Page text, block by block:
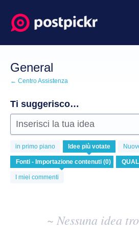
Salta
al
contenuto
General
← Centro Assistenza
Ti suggerisco…
Inserisci la tua idea
in primo piano Idee più votate
I miei commenti
Nessuna
idea
esistente
risulta
~ Nessuna idea